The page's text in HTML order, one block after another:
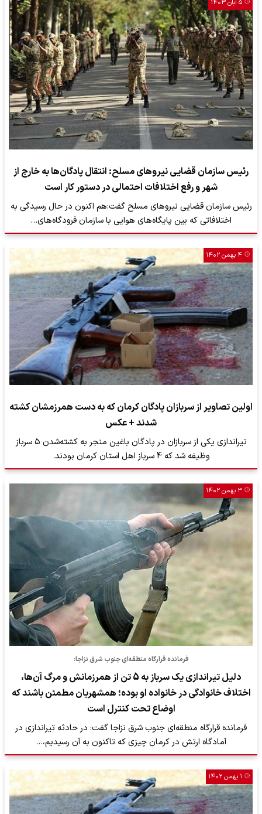
۵ آبان ۱۴۰۳
رئیس سازمان قضایی نیروهای مسلح: انتقال پادگان‌ها به خارج از
شهر و رفع اختلافات احتمالی در دستور کار است
رئیس سازمان قضایی نیروهای مسلح گفت:هم اکنون در حال رسیدگی به
اختلافاتی که بین پایگاه‌های هوایی با سازمان فرودگاه‌های…
۴ بهمن ۱۴۰۲
اولین تصاویر از سربازان پادگان کرمان که به دست همرزمشان کشته
شدند + عکس
تیراندازی یکی از سربازان در پادگان باغین منجر به کشته‌‌شدن ۵ سرباز
وظیفه شد که 4 سرباز اهل استان کرمان بودند.
۳ بهمن ۱۴۰۲
فرمانده قرارگاه منطقه‌ای جنوب شرق نزاجا:
دلیل تیراندازی یک سرباز به 5 تن از همرزمانش و مرگ آن‌ها،
اختلاف خانوادگی در خانواده او بوده؛ همشهریان مطمئن باشند که
اوضاع تحت کنترل است
فرمانده قرارگاه منطقه‌ای جنوب شرق نزاجا گفت: در حادثه تیراندازی در
آمادگاه ارتش در کرمان چیزی که تاکنون به آن رسیدیم،…
۱ بهمن ۱۴۰۲